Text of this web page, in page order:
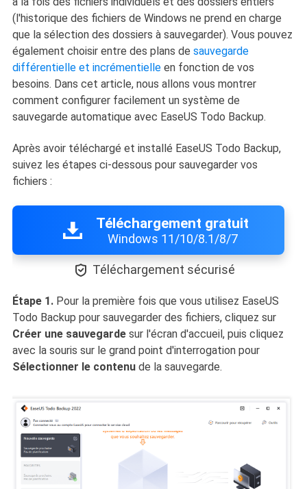
(l'historique des fichiers de Windows ne prend en charge
que la sélection des dossiers à sauvegarder). Vous pouvez
également choisir entre des plans de sauvegarde
différentielle et incrémentielleen fonction de vos
besoins. Dans cet article, nous allons vous montrer
comment configurer facilement un système de
sauvegarde automatique avec EaseUS Todo Backup.
Après avoir téléchargé et installé EaseUS Todo Backup,
suivez les étapes ci-dessous pour sauvegarder vos
fichiers :
Téléchargement gratuit
Windows 11/10/8.1/8/7
 Téléchargement sécurisé
Étape 1. Pour la première fois que vous utilisez EaseUS
Todo Backup pour sauvegarder des fichiers, cliquez sur
Créer une sauvegardesur l'écran d'accueil, puis cliquez
avec la souris sur le grand point d'interrogation pour
Sélectionner le contenude la sauvegarde.